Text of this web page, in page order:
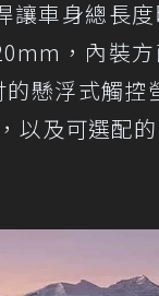
車身總長度
，內裝
懸浮式觸控
以及可選配